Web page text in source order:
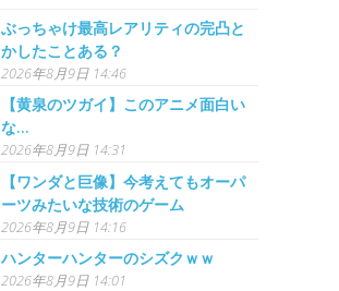
ぶっちゃけ最高レアリティの完凸と
かしたことある？
2026年8月9日 14:46
【黄泉のツガイ】このアニメ面白い
な…
2026年8月9日 14:31
【ワンダと巨像】今考えてもオーパ
ーツみたいな技術のゲーム
2026年8月9日 14:16
ハンターハンターのシズクｗｗ
2026年8月9日 14:01